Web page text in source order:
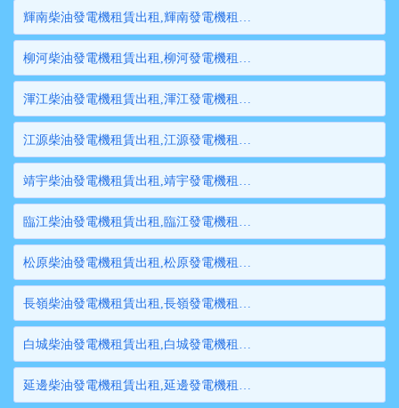
輝南柴油發電機租賃出租,輝南發電機租賃,輝南發電機出租,輝南大型發電機租賃,輝南大型發電機出租
柳河柴油發電機租賃出租,柳河發電機租賃,柳河發電機出租,柳河大型發電機租賃,柳河大型發電機出租
渾江柴油發電機租賃出租,渾江發電機租賃,渾江發電機出租,渾江大型發電機租賃,渾江大型發電機出租
江源柴油發電機租賃出租,江源發電機租賃,江源發電機出租,江源大型發電機租賃,江源大型發電機出租
靖宇柴油發電機租賃出租,靖宇發電機租賃,靖宇發電機出租,靖宇大型發電機租賃,靖宇大型發電機出租
臨江柴油發電機租賃出租,臨江發電機租賃,臨江發電機出租,臨江大型發電機租賃,臨江大型發電機出租
松原柴油發電機租賃出租,松原發電機租賃,松原發電機出租,松原大型發電機租賃,松原大型發電機出租
長嶺柴油發電機租賃出租,長嶺發電機租賃,長嶺發電機出租,長嶺大型發電機租賃,長嶺大型發電機出租
白城柴油發電機租賃出租,白城發電機租賃,白城發電機出租,白城大型發電機租賃,白城大型發電機出租
延邊柴油發電機租賃出租,延邊發電機租賃,延邊發電機出租,延邊大型發電機租賃,延邊大型發電機出租